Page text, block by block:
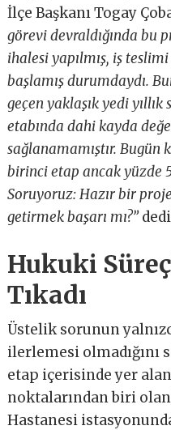
İlçe Başkanı Togay
görevi devraldığında bu
ihalesi yapılmış, iş
başlamış durumdaydı.
geçen yaklaşık yedi
etabında dahi kayda
sağlanamamıştır. Bugün
birinci etap ancak yüzde
Soruyoruz: Hazır bir
getirmek başarı mı?”
Hukuki
Tıkadı
Üstelik sorunun
ilerlemesi olmadığını
etap içerisinde yer
noktalarından biri
Hastanesi